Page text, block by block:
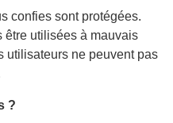
confies sont protégées.
être utilisées à mauvais
utilisateurs ne peuvent pas
?